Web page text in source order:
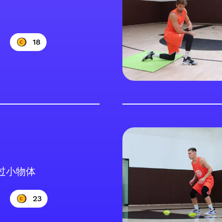
18
小物体
23